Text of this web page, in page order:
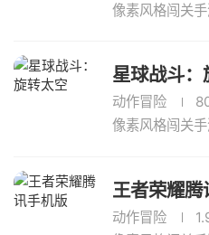
像素风格闯关
星球战斗：
动作冒险
像素风格闯关
王者荣耀腾
动作冒险